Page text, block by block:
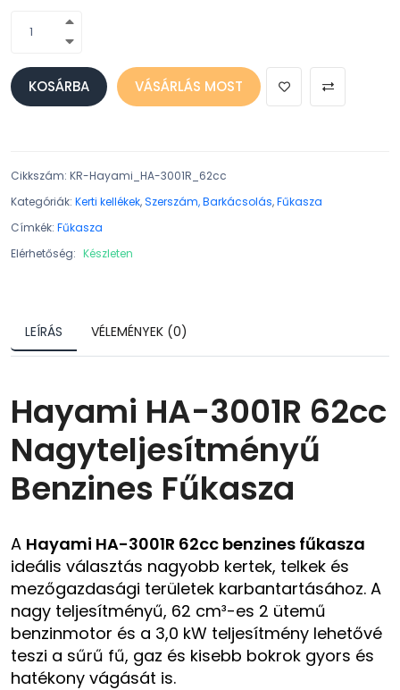
KOSÁRBA VÁSÁRLÁS MOST
Cikkszám: KR-Hayami_HA-3001R_62cc
Kategóriák: Kerti kellékek,Szerszám, Barkácsolás,Fűkasza
Címkék: Fűkasza
Elérhetőség: Készleten
LEÍRÁS VÉLEMÉNYEK (0)
Hayami HA-3001R 62cc
Nagyteljesítményű
Benzines Fűkasza
A Hayami HA-3001R 62cc benzines fűkasza
ideális választás nagyobb kertek, telkek és
mezőgazdasági területek karbantartásához. A
nagy teljesítményű, 62 cm³-es 2 ütemű
benzinmotor és a 3,0 kW teljesítmény lehetővé
teszi a sűrű fű, gaz és kisebb bokrok gyors és
hatékony vágását is.